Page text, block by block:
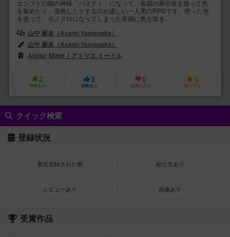
エジプトの猫の神様「バステト」になって、各国の展示室を巡って色
を集めたり、混色したりするのが楽しい一人用のRPGです。作った色
を使って、モノクロになってしまった名画に色を吹き...
山中 麻未（Asami Yamanaka）
山中 麻未（Asami Yamanaka）
Atelier Mimir｜アトリエ ミーミル
2
興味あり
1
経験あり
0
お気に入り
5
持ってる
クイック検索
登録状況
最近登録された順 紹介文あり
レビューあり 画像あり
受賞作品